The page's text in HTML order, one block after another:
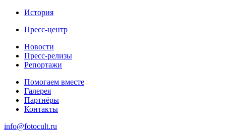
История
Пресс-центр
Новости
Пресс-релизы
Репортажи
Помогаем вместе
Галерея
Партнёры
Контакты
info@fotocult.ru